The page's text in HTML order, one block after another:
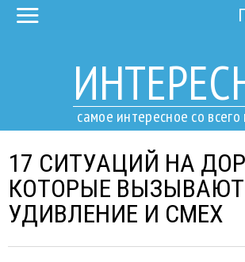
самое интересное со
17 СИТУАЦИЙ НА
КОТОРЫЕ ВЫЗЫВАЮТ
УДИВЛЕНИЕ И СМЕХ